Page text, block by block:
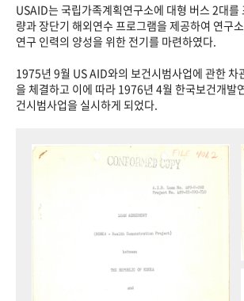
USAID는 국립가족계획연구소에 대형 버스 2대를
량과 장단기 해외연수 프로그램을 제공하여 연구
연구 인력의 양성을 위한 전기를 마련하였다.
1975년 9월 US AID와의 보건시범사업에 관한
을 체결하고 이에 따라 1976년 4월 한국보건개발
건시범사업을 실시하게 되었다.